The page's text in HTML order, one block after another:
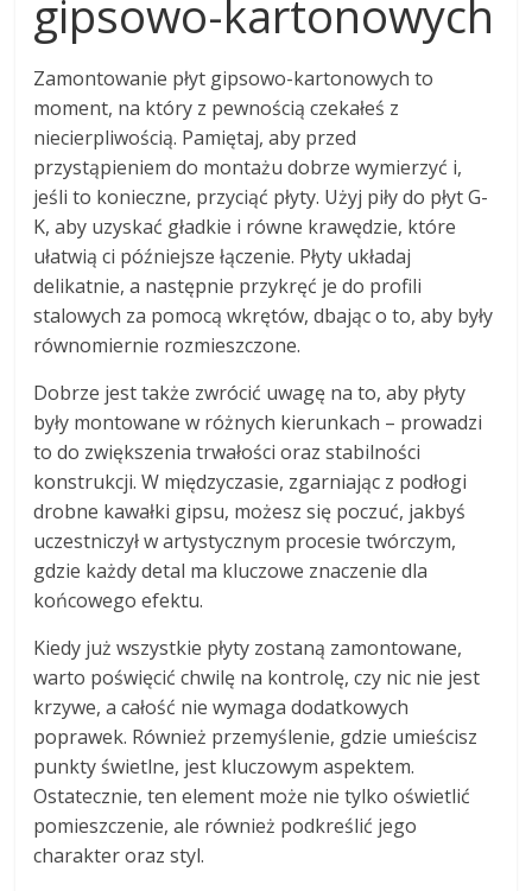
gipsowo-kartonowych
Zamontowanie płyt gipsowo-kartonowych to
moment, na który z pewnością czekałeś z
niecierpliwością. Pamiętaj, aby przed
przystąpieniem do montażu dobrze wymierzyć i,
jeśli to konieczne, przyciąć płyty. Użyj piły do płyt G-
K, aby uzyskać gładkie i równe krawędzie, które
ułatwią ci późniejsze łączenie. Płyty układaj
delikatnie, a następnie przykręć je do profili
stalowych za pomocą wkrętów, dbając o to, aby były
równomiernie rozmieszczone.
Dobrze jest także zwrócić uwagę na to, aby płyty
były montowane w różnych kierunkach – prowadzi
to do zwiększenia trwałości oraz stabilności
konstrukcji. W międzyczasie, zgarniając z podłogi
drobne kawałki gipsu, możesz się poczuć, jakbyś
uczestniczył w artystycznym procesie twórczym,
gdzie każdy detal ma kluczowe znaczenie dla
końcowego efektu.
Kiedy już wszystkie płyty zostaną zamontowane,
warto poświęcić chwilę na kontrolę, czy nic nie jest
krzywe, a całość nie wymaga dodatkowych
poprawek. Również przemyślenie, gdzie umieścisz
punkty świetlne, jest kluczowym aspektem.
Ostatecznie, ten element może nie tylko oświetlić
pomieszczenie, ale również podkreślić jego
charakter oraz styl.